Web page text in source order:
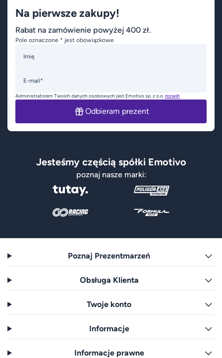
Na pierwsze zakupy!
Rabat na zamówienie powyżej 400 zł.
Pole oznaczone * jest obowiązkowe
Imię
E-mail*
Administratorem Twoich danych osobowych jest Emotivo sp. z o.o.rozwiń
Odbieram prezent
Jesteśmy częścią spółki Emotivo
poznaj nasze marki:
Poznaj Prezentmarzeń
Obsługa Klienta
Twoje konto
Informacje
Informacje prawne